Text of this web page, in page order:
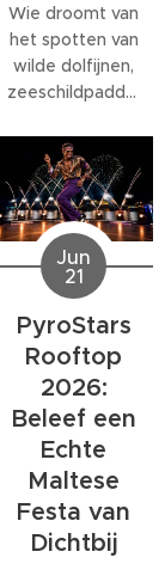
Wie droomt van
het spotten van
wilde dolfijnen,
zeeschildpadden
zeeleven
tijdens een
verblijf op Malta,
komt al snel tot
de ontdekking
dat daar
eigenlijk maar
één organisatie
volledig op is
gespecialiseerd:
EcoMarine
Malta .
Jun
21
PyroStars
Rooftop
2026:
Beleef een
Echte
Maltese
Festa van
Dichtbij